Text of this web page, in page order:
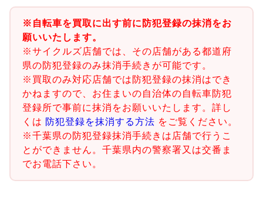
※自転車を買取に出す前に防犯登録の抹消をお
願いいたします。
※サイクルズ店舗では、その店舗がある都道府
県の防犯登録のみ抹消手続きが可能です。
※買取のみ対応店舗では防犯登録の抹消はでき
かねますので、お住まいの自治体の自転車防犯
登録所で事前に抹消をお願いいたします。詳し
くは 防犯登録を抹消する方法 をご覧ください。
※千葉県の防犯登録抹消手続きは店舗で行うこ
とができません。千葉県内の警察署又は交番ま
でお電話下さい。